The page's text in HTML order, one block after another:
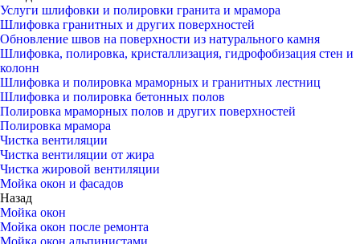
Услуги шлифовки и полировки гранита и мрамора
Шлифовка гранитных и других поверхностей
Обновление швов на поверхности из натурального камня
Шлифовка, полировка, кристаллизация, гидрофобизация стен и
колонн
Шлифовка и полировка мраморных и гранитных лестниц
Шлифовка и полировка бетонных полов
Полировка мраморных полов и других поверхностей
Полировка мрамора
Чистка вентиляции
Чистка вентиляции от жира
Чистка жировой вентиляции
Мойка окон и фасадов
Назад
Мойка окон
Мойка окон после ремонта
Мойка окон альпинистами